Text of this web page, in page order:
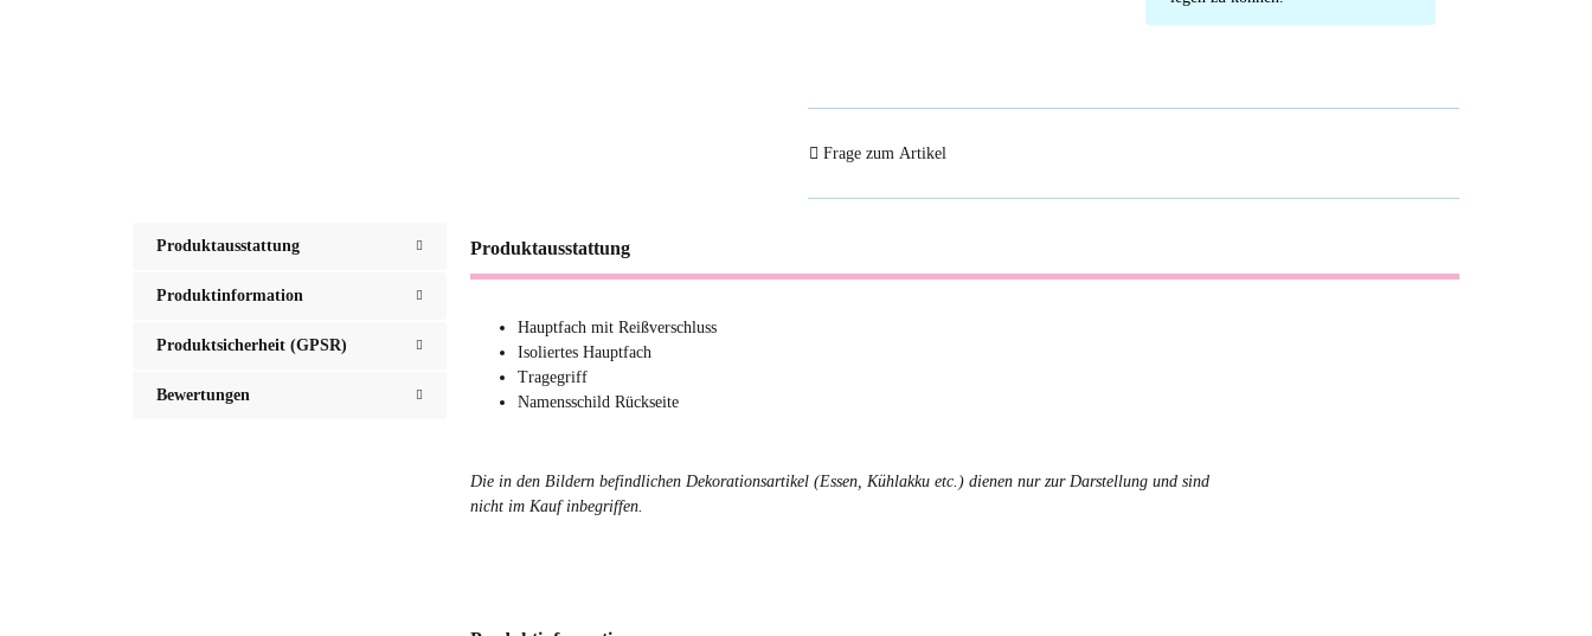
Frage zum Artikel
Produktausstattung
Produktinformation
Produktsicherheit (GPSR)
Bewertungen
Produktausstattung
Hauptfach mit Reißverschluss
Isoliertes Hauptfach
Tragegriff
Namensschild Rückseite
Die in den Bildern befindlichen Dekorationsartikel (Essen, Kühlakku etc.) dienen nur zur Darstellung und sind
nicht im Kauf inbegriffen.